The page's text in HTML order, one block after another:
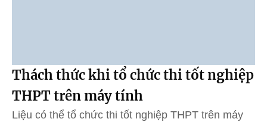
Thách thức khi tổ chức thi tốt nghiệp
THPT trên máy tính
Liệu có thể tổ chức thi tốt nghiệp THPT trên máy